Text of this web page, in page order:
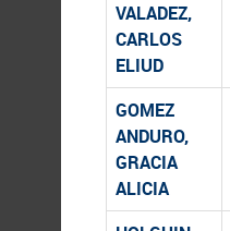
VALADEZ,
CARLOS
ELIUD
GOMEZ
ANDURO,
GRACIA
ALICIA